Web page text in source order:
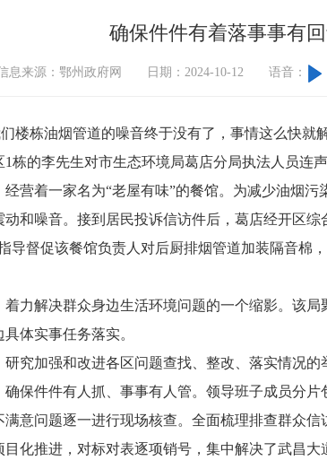
确保件件有着落事事有
息来源：鄂州政府网 日期：2024-10-12 语音：
栋油烟管道的噪音终于没有了，事情这么快就
栋的李先生对市生态环境局葛店分局执法人员连声
着一家名为“老屋有味”的餐馆。为减少油烟污
和噪音。接到居民投诉信访件后，葛店经开区
导督促该餐馆负责人对后厨排烟管道加装隔音棉
解决群众身边生活环境问题的一个缩影。该局
体实事任务落实。
加强和改进各区问题查找、整改、落实情况的
保件件有人抓、事事有人管。领导班子成员分
意问题逐一进行现场核查。全面梳理排查群众
化推进，对标对表逐项销号，集中解决了武昌